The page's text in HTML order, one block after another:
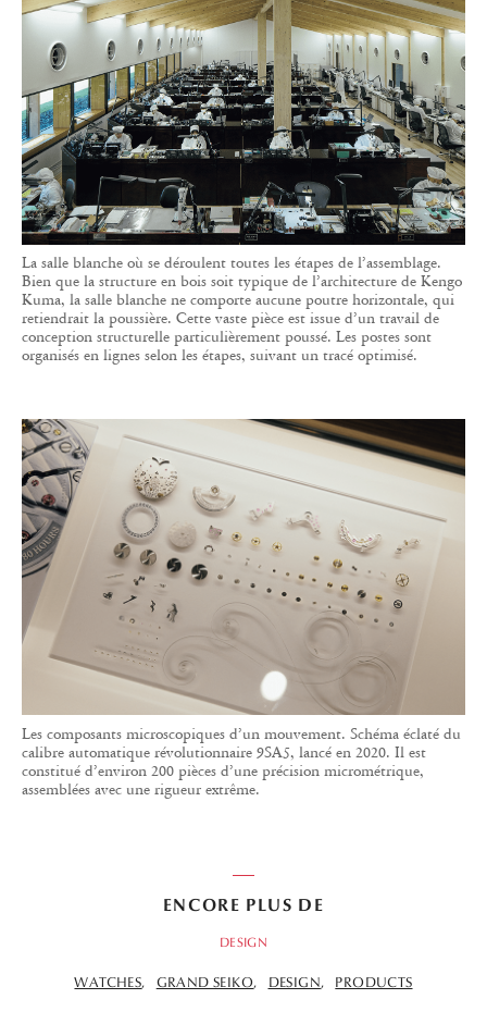
La salle blanche où se déroulent toutes les étapes de l’assemblage.
Bien que la structure en bois soit typique de l’architecture de Kengo
Kuma, la salle blanche ne comporte aucune poutre horizontale, qui
retiendrait la poussière. Cette vaste pièce est issue d’un travail de
conception structurelle particulièrement poussé. Les postes sont
organisés en lignes selon les étapes, suivant un tracé optimisé.
Les composants microscopiques d’un mouvement. Schéma éclaté du
calibre automatique révolutionnaire 9SA5, lancé en 2020. Il est
constitué d’environ 200 pièces d’une précision micrométrique,
assemblées avec une rigueur extrême.
ENCORE PLUS DE
DESIGN
WATCHES GRAND SEIKO DESIGN PRODUCTS